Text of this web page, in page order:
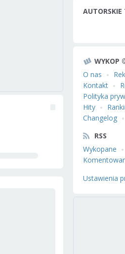
AUTORSKIE
WYKOP
O nas
Kontakt
Polityka
Hity
Changelog
RSS
Wykopane
Ustawienia